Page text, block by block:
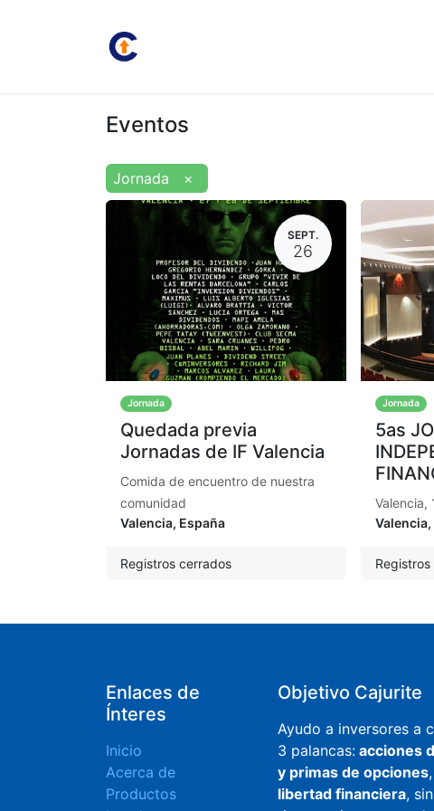
Eventos
Jornada ×
SEPT.
26
Jornada
Quedada previa
Jornadas de IF Valencia
Comida de encuentro de nuestra
comunidad
Valencia, España
Registros cerrados
Jornada
5as
Valencia,
Valencia,
Enlaces de
Ínteres
Inicio
Acerca de
Productos
Objetivo Cajurite
Ayudo a inversores a
3 palancas: acciones
y primas de opciones
libertad financiera,